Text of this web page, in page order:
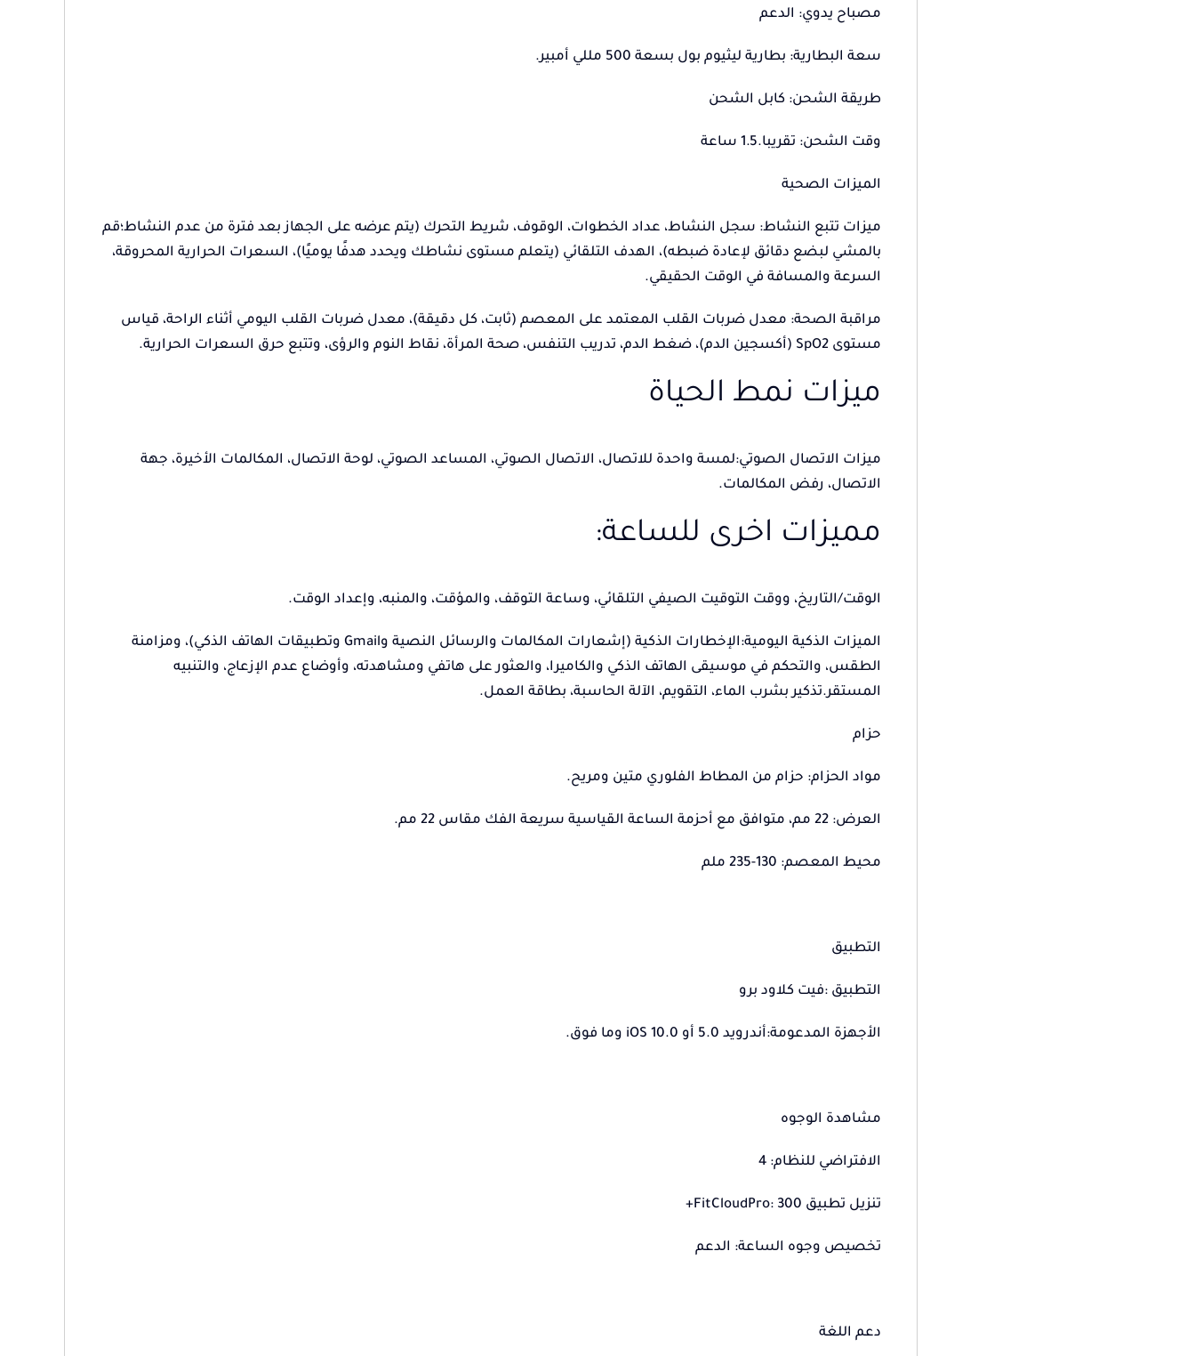
مصباح يدوي: الدعم
سعة البطارية: بطارية ليثيوم بول بسعة 500 مللي أمبير.
طريقة الشحن: كابل الشحن
وقت الشحن: تقريبا.1.5 ساعة
الميزات الصحية
ميزات تتبع النشاط: سجل النشاط، عداد الخطوات، الوقوف، شريط التحرك (يتم عرضه على الجهاز بعد فترة من عدم النشاط؛قم
بالمشي لبضع دقائق لإعادة ضبطه)، الهدف التلقائي (يتعلم مستوى نشاطك ويحدد هدفًا يوميًا)، السعرات الحرارية المحروقة،
السرعة والمسافة في الوقت الحقيقي.
مراقبة الصحة: معدل ضربات القلب المعتمد على المعصم (ثابت، كل دقيقة)، معدل ضربات القلب اليومي أثناء الراحة، قياس
مستوى SpO2 (أكسجين الدم)، ضغط الدم، تدريب التنفس، صحة المرأة، نقاط النوم والرؤى، وتتبع حرق السعرات الحرارية.
ميزات نمط الحياة
ميزات الاتصال الصوتي:لمسة واحدة للاتصال، الاتصال الصوتي، المساعد الصوتي، لوحة الاتصال، المكالمات الأخيرة، جهة
الاتصال، رفض المكالمات.
مميزات اخرى للساعة:
الوقت/التاريخ، ووقت التوقيت الصيفي التلقائي، وساعة التوقف، والمؤقت، والمنبه، وإعداد الوقت.
الميزات الذكية اليومية:الإخطارات الذكية (إشعارات المكالمات والرسائل النصية وGmail وتطبيقات الهاتف الذكي)، ومزامنة
الطقس، والتحكم في موسيقى الهاتف الذكي والكاميرا، والعثور على هاتفي ومشاهدته، وأوضاع عدم الإزعاج، والتنبيه
المستقر.تذكير بشرب الماء، التقويم، الآلة الحاسبة، بطاقة العمل.
حزام
مواد الحزام: حزام من المطاط الفلوري متين ومريح.
العرض: 22 مم، متوافق مع أحزمة الساعة القياسية سريعة الفك مقاس 22 مم.
محيط المعصم: 130-235 ملم
التطبيق
التطبيق :فيت كلاود برو
الأجهزة المدعومة:أندرويد 5.0 أو iOS 10.0 وما فوق.
مشاهدة الوجوه
الافتراضي للنظام: 4
تنزيل تطبيق FitCloudPro: 300+
تخصيص وجوه الساعة: الدعم
دعم اللغة